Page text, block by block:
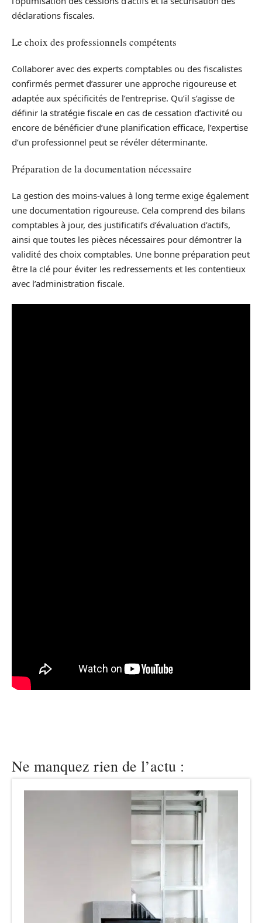
déclarations fiscales.
Le choix des professionnels compétents
Collaborer avec des experts comptables ou des fiscalistes
confirmés permet d’assurer une approche rigoureuse et
adaptée aux spécificités de l’entreprise. Qu’il s’agisse de
définir la stratégie fiscale en cas de cessation d’activité ou
encore de bénéficier d’une planification efficace, l’expertise
d’un professionnel peut se révéler déterminante.
Préparation de la documentation nécessaire
La gestion des moins-values à long terme exige également
une documentation rigoureuse. Cela comprend des bilans
comptables à jour, des justificatifs d’évaluation d’actifs,
ainsi que toutes les pièces nécessaires pour démontrer la
validité des choix comptables. Une bonne préparation peut
être la clé pour éviter les redressements et les contentieux
avec l’administration fiscale.
Ne manquez rien de l’actu :